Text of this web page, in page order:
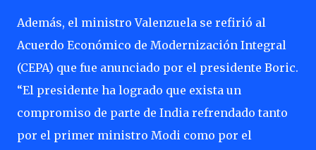
Además, el ministro Valenzuela se refirió al
Acuerdo Económico de Modernización Integral
(CEPA) que fue anunciado por el presidente Boric.
“El presidente ha logrado que exista un
compromiso de parte de India refrendado tanto
por el primer ministro Modi como por el